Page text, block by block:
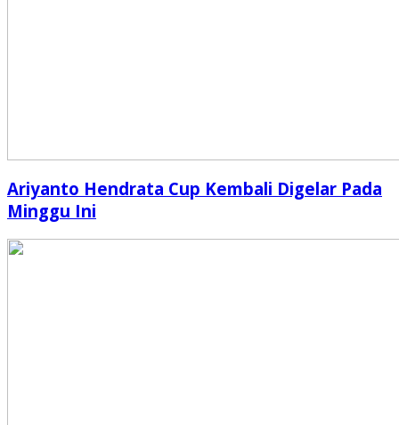
Ariyanto Hendrata Cup Kembali Digelar Pada
Minggu Ini